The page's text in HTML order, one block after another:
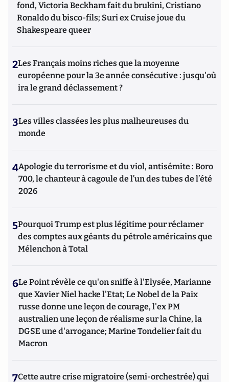
fond, Victoria Beckham fait du brukini, Cristiano
Ronaldo du bisco-fils; Suri ex Cruise joue du
Shakespeare queer
2Les Français moins riches que la moyenne
européenne pour la 3e année consécutive : jusqu'où
ira le grand déclassement ?
3Les villes classées les plus malheureuses du
monde
4Apologie du terrorisme et du viol, antisémite : Boro
700, le chanteur à cagoule de l’un des tubes de l’été
2026
5Pourquoi Trump est plus légitime pour réclamer
des comptes aux géants du pétrole américains que
Mélenchon à Total
6Le Point révèle ce qu'on sniffe à l'Elysée, Marianne
que Xavier Niel hacke l'Etat; Le Nobel de la Paix
russe donne une leçon de courage, l'ex PM
australien une leçon de réalisme sur la Chine, la
DGSE une d'arrogance; Marine Tondelier fait du
Macron
7Cette autre crise migratoire (semi-orchestrée) qui